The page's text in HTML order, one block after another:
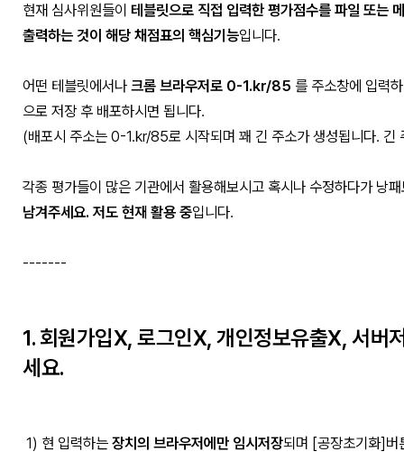
현재 심사위원들이 테블릿으로 직접 입력한 평가점수를 파일 또는
출력하는 것이 해당 채점표의 핵심기능입니다.
어떤 테블릿에서나 크롬 브라우저로 0-1.kr/85 를 주소창에 입력
으로 저장 후 배포하시면 됩니다.
(배포시 주소는 0-1.kr/85로 시작되며 꽤 긴 주소가 생성됩니다. 긴
각종 평가들이 많은 기관에서 활용해보시고 혹시나 수정하다가 낭
남겨주세요. 저도 현재 활용 중입니다.
-------
1. 회원가입X, 로그인X, 개인정보유출X, 서버
세요.
1) 현 입력하는 장치의 브라우저에만 임시저장되며 [공장초기화]버